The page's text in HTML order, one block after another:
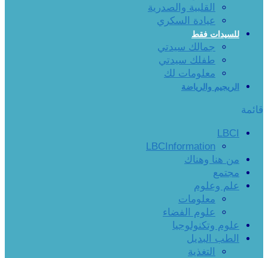
القلبية والصدرية
عيادة السكري
للسيدات فقط
جمالك سيدتي
طفلك سيدتي
معلومات لك
الريجيم والرياضة
قائمة
LBCI
LBCInformation
من هنا وهناك
مجتمع
علم وعلوم
معلومات
علوم الفضاء
علوم وتكنولوجيا
الطب البديل
التغذية